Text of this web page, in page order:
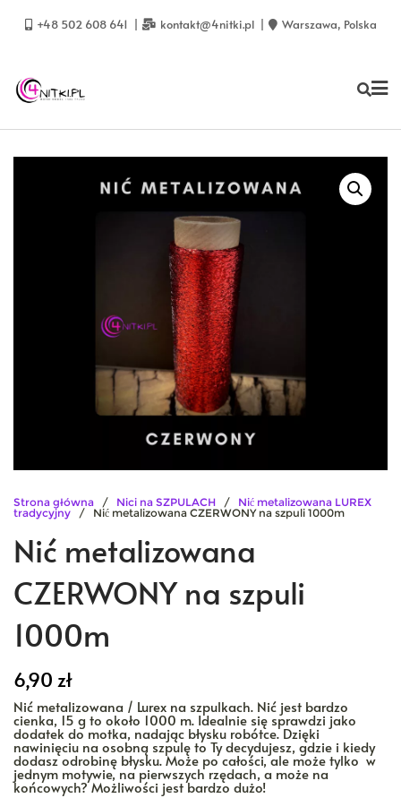
+48 502 608 641 kontakt@4nitki.pl Warszawa, Polska
Strona główna / Nici na SZPULACH / Nić metalizowana LUREX
tradycyjny / Nić metalizowana CZERWONY na szpuli 1000m
Nić metalizowana
CZERWONY na szpuli
1000m
6,90 zł
Nić metalizowana / Lurex na szpulkach. Nić jest bardzo
cienka, 15 g to około 1000 m. Idealnie się sprawdzi jako
dodatek do motka, nadając błysku robótce. Dzięki
nawinięciu na osobną szpulę to Ty decydujesz, gdzie i kiedy
dodasz odrobinę błysku. Może po całości, ale może tylko w
jednym motywie, na pierwszych rzędach, a może na
końcowych? Możliwości jest bardzo dużo!